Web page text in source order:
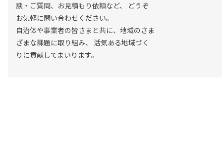
談・ご質問、お見積もり依頼など、
どうぞ
お気軽に問い合わせください。
自治体や事業者の皆さまと共に、地域のさま
ざまな課題に取り組み、
活気ある地域づく
りに貢献してまいります。